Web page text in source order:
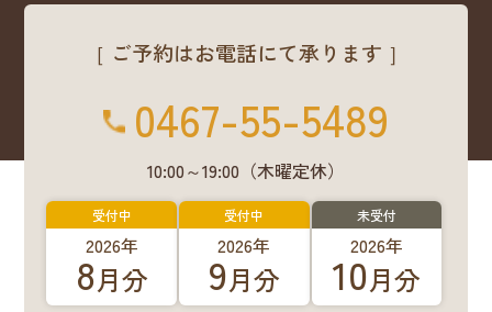
［ ご予約はお電話にて承ります ］
0467-55-5489
10:00～19:00（木曜定休）
受付中
2026年
8月分
受付中
2026年
9月分
未受付
2026年
10月分